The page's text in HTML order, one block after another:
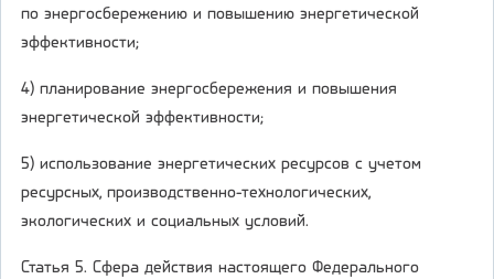
по энергосбережению и повышению энергетической
эффективности;
4) планирование энергосбережения и повышения
энергетической эффективности;
5) использование энергетических ресурсов с учетом
ресурсных, производственно-технологических,
экологических и социальных условий.
Статья 5. Сфера действия настоящего Федерального